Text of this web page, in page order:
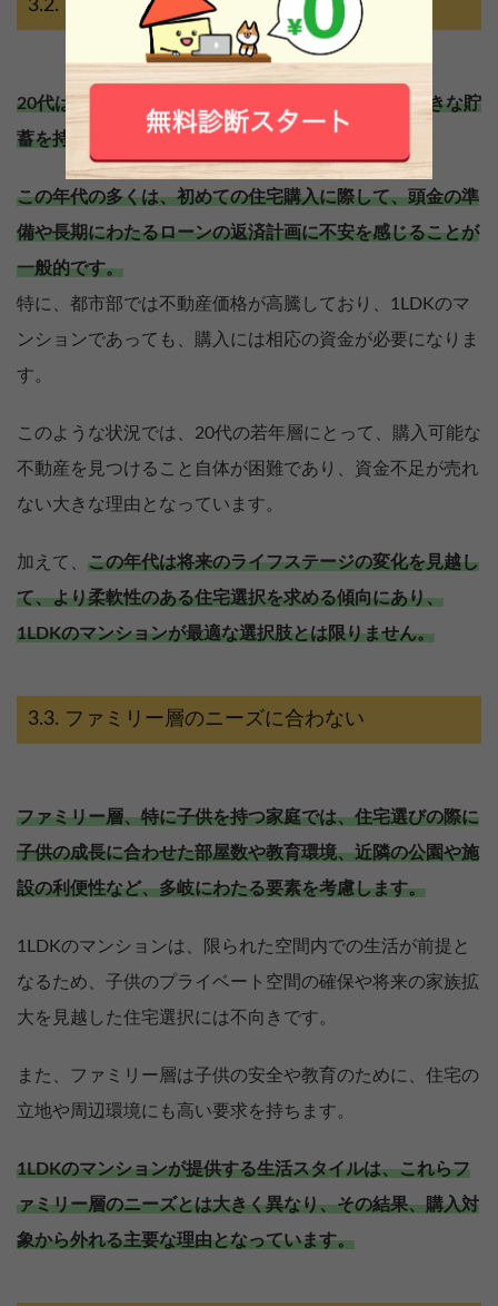
20代の購入ターゲット層の資金不足
20代は社会人生活を始めたばかりの段階であり、大きな貯
蓄を持っている人は少ないです。
この年代の多くは、初めての住宅購入に際して、頭金の準
備や長期にわたるローンの返済計画に不安を感じることが
一般的です。
特に、都市部では不動産価格が高騰しており、1LDKのマ
ンションであっても、購入には相応の資金が必要になりま
す。
このような状況では、20代の若年層にとって、購入可能な
不動産を見つけること自体が困難であり、資金不足が売れ
ない大きな理由となっています。
加えて、 この年代は将来のライフステージの変化を見越し
て、より柔軟性のある住宅選択を求める傾向にあり、
1LDKのマンションが最適な選択肢とは限りません。
ファミリー層のニーズに合わない
ファミリー層、特に子供を持つ家庭では、住宅選びの際に
子供の成長に合わせた部屋数や教育環境、近隣の公園や施
設の利便性など、多岐にわたる要素を考慮します。
1LDKのマンションは、限られた空間内での生活が前提と
なるため、子供のプライベート空間の確保や将来の家族拡
大を見越した住宅選択には不向きです。
また、ファミリー層は子供の安全や教育のために、住宅の
立地や周辺環境にも高い要求を持ちます。
1LDKのマンションが提供する生活スタイルは、これらフ
ァミリー層のニーズとは大きく異なり、その結果、購入対
象から外れる主要な理由となっています。